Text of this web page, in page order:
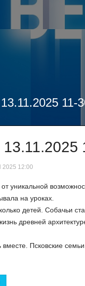
11-
12:00
от уникальной
на уроках.
детей. Собачьи
древней
Псковские